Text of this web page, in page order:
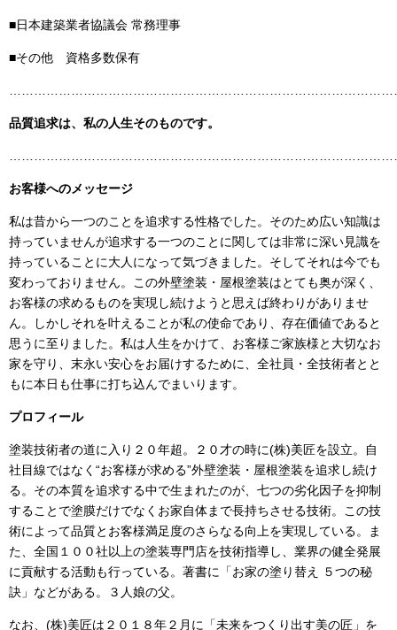
■日本建築業者協議会 常務理事
■その他 資格多数保有
品質追求は、私の人生そのものです。
お客様へのメッセージ
私は昔から一つのことを追求する性格でした。そのため広い知識は
持っていませんが追求する一つのことに関しては非常に深い見識を
持っていることに大人になって気づきました。そしてそれは今でも
変わっておりません。この外壁塗装・屋根塗装はとても奥が深く、
お客様の求めるものを実現し続けようと思えば終わりがありませ
ん。しかしそれを叶えることが私の使命であり、存在価値であると
思うに至りました。私は人生をかけて、お客様ご家族様と大切なお
家を守り、末永い安心をお届けするために、全社員・全技術者とと
もに本日も仕事に打ち込んでまいります。
プロフィール
塗装技術者の道に入り２０年超。２０才の時に(株)美匠を設立。自
社目線ではなく“お客様が求める”外壁塗装・屋根塗装を追求し続け
る。その本質を追求する中で生まれたのが、七つの劣化因子を抑制
することで塗膜だけでなくお家自体まで長持ちさせる技術。この技
術によって品質とお客様満足度のさらなる向上を実現している。ま
た、全国１００社以上の塗装専門店を技術指導し、業界の健全発展
に貢献する活動も行っている。著書に「お家の塗り替え ５つの秘
訣」などがある。３人娘の父。
なお、 (株)美匠は２０１８年２月に「未来をつくり出す美の匠」を